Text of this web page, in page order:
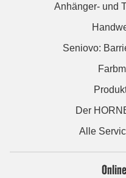
Anhänger- und
Seniovo:
Der
Alle